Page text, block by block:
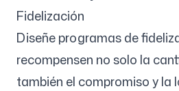
Fidelización
Diseñe programas de
recompensen no solo la
también el compromiso y la